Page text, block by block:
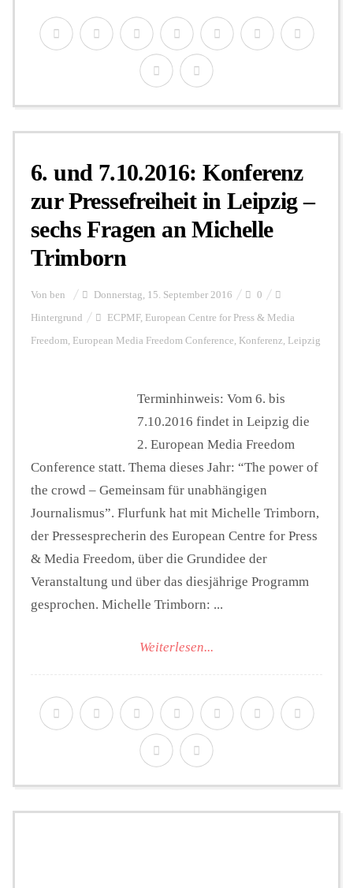
6. und 7.10.2016: Konferenz
zur Pressefreiheit in Leipzig –
sechs Fragen an Michelle
Trimborn
Von ben Donnerstag, 15. September 2016 0
Hintergrund ECPMF, European Centre for Press & Media
Freedom, European Media Freedom Conference, Konferenz, Leipzig
Terminhinweis: Vom 6. bis
7.10.2016 findet in Leipzig die
2. European Media Freedom
Conference statt. Thema dieses Jahr: “The power of
the crowd – Gemeinsam für unabhängigen
Journalismus”. Flurfunk hat mit Michelle Trimborn,
der Pressesprecherin des European Centre for Press
& Media Freedom, über die Grundidee der
Veranstaltung und über das diesjährige Programm
gesprochen. Michelle Trimborn: ...
Weiterlesen...